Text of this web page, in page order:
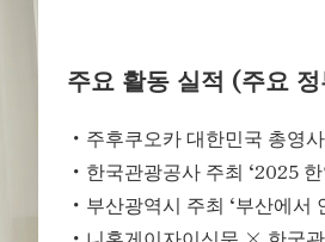
주요 활동 실적 (주요
・주후쿠오카 대한민국 총영
・한국관광공사 주최 ‘2025
・부산광역시 주최 ‘부산에서